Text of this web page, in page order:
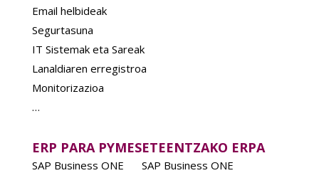
Email helbideak
Segurtasuna
IT Sistemak eta Sareak
Lanaldiaren erregistroa
Monitorizazioa
…
ERP PARA PYMES
SAP Business ONE
ETEENTZAKO ERPA
SAP Business ONE